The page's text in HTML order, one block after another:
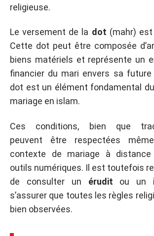
religieuse.
Le versement de la dot (mahr)
Cette dot peut être composée
biens matériels et représente un
financier du mari envers sa future
dot est un élément fondamental
mariage en islam.
Ces conditions, bien que
peuvent être respectées
contexte de mariage à
outils numériques. Il est toutefois
de consulter un érudit ou un
s’assurer que toutes les règles
bien observées.